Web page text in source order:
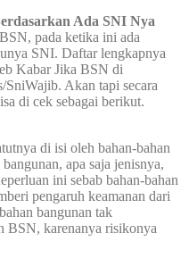
Ada SNI Nya
pada ketika ini ada
SNI. Daftar lengkapnya
Kabar Jika BSN di
Akan tapi secara
di cek sebagai berikut.
di isi oleh bahan-bahan
apa saja jenisnya,
ini sebab bahan-bahan
pengaruh keamanan dari
bangunan tak
BSN, karenanya risikonya